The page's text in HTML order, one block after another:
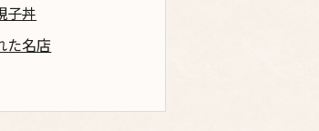
子丼
た名店
めて
絶品親子丼